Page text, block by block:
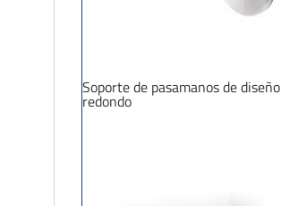
Soporte de pasamanos de diseño
redondo